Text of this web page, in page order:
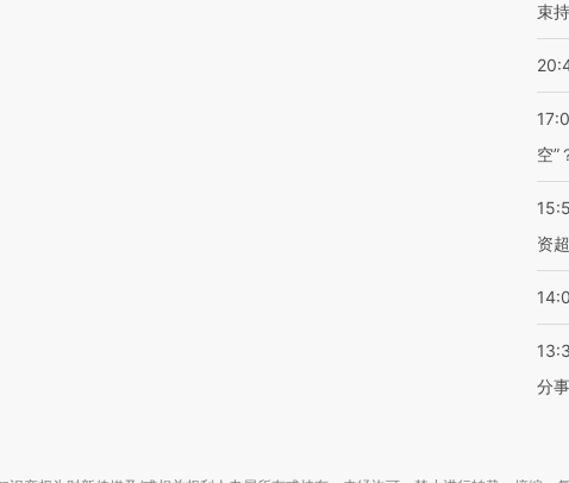
束
空”
资
分